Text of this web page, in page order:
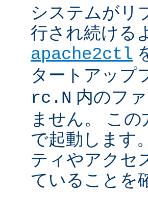
システムがリ
行され続ける
apache2ctl
タートアップ
rc.N 内のフ
ません。 こ
で起動します
ティやアクセ
ていることを